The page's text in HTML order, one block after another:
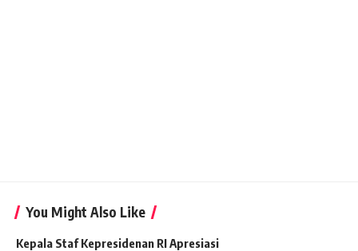
You Might Also Like
Kepala Staf Kepresidenan RI Apresiasi